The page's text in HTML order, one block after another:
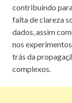
contribuindo
falta de clareza
dados, assim
nos
trás da
complexos.